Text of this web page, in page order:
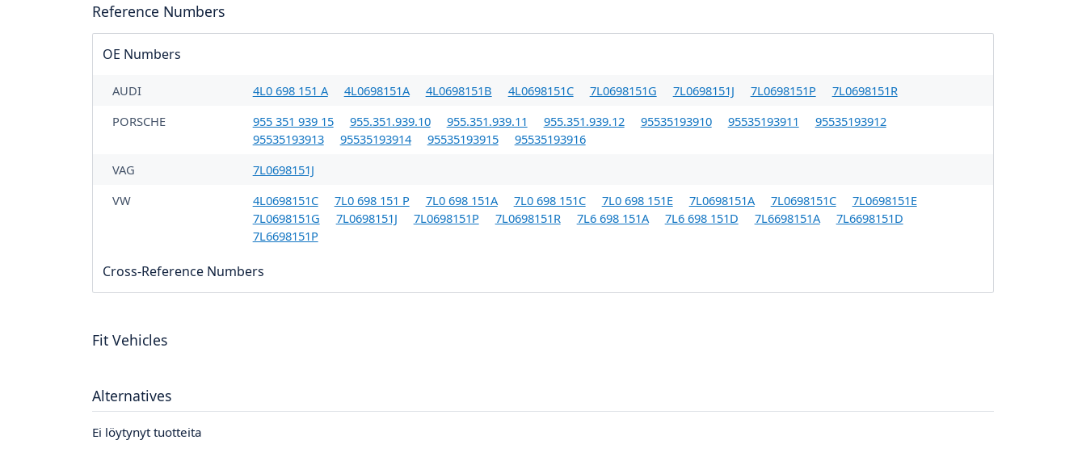
Reference Numbers
OE Numbers
AUDI 4L0 698 151 A 4L0698151A 4L0698151B 4L0698151C 7L0698151G 7L0698151J 7L0698151P
7L0698151R
PORSCHE
955 351 939 15 955.351.939.10 955.351.939.11 955.351.939.12 95535193910 95535193911
95535193912
95535193913
95535193914 95535193915
95535193916
VAG
7L0698151J
VW
4L0698151C 7L0 698 151 P 7L0 698 151A 7L0 698 151C 7L0 698 151E 7L0698151A 7L0698151C
7L0698151E
7L0698151G
7L0698151J 7L0698151P 7L0698151R 7L6 698 151A 7L6 698 151D 7L6698151A
7L6698151D
7L6698151P
Cross-Reference Numbers
Fit Vehicles
Alternatives
Ei löytynyt tuotteita